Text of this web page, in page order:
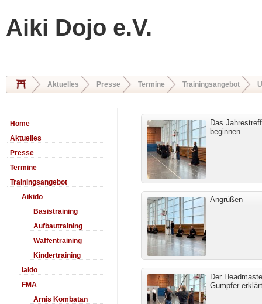
Aiki Dojo e.V.
Aktuelles Presse Termine Trainingsangebot
Das
beginnen
Angrüßen
Der
Gumpfer erklärt
Home
Aktuelles
Presse
Termine
Trainingsangebot
Aikido
Basistraining
Aufbautraining
Waffentraining
Kindertraining
Iaido
FMA
Arnis Kombatan